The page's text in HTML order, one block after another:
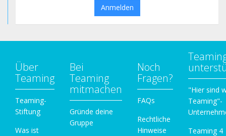
Anmelden
Über
Teaming
Teaming-
Stiftung
Was ist
Bei
Teaming
mitmachen
Gründe deine
Gruppe
Noch
Fragen?
FAQs
Rechtliche
Hinweise
"Hier sind
Teaming"-
Teaming 4